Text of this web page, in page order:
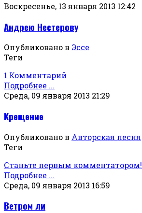
Воскресенье, 13 января 2013 12:42
Андрею Нестерову
Опубликовано в Эссе
Теги
1 Комментарий
Подробнее ...
Среда, 09 января 2013 21:29
Крещение
Опубликовано в Авторская песня
Теги
Станьте первым комментатором!
Подробнее ...
Среда, 09 января 2013 16:59
Ветром ли